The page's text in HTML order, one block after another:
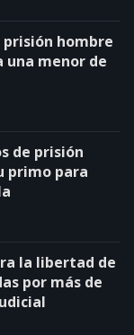
prisión hombre
menor de
de prisión
primo para
la libertad de
por más de